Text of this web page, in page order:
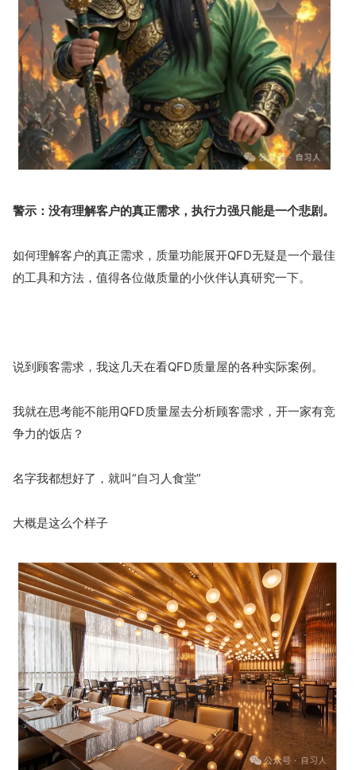
警示：没有理解客户的真正需求，执行力强只能是一个悲剧。
如何理解客户的真正需求，质量功能展开QFD无疑是一个最佳
的工具和方法，值得各位做质量的小伙伴认真研究一下。
说到顾客需求，我这几天在看QFD质量屋的各种实际案例。
我就在思考能不能用QFD质量屋去分析顾客需求，开一家有竞
争力的饭店？
名字我都想好了，就叫“自习人食堂”
大概是这么个样子